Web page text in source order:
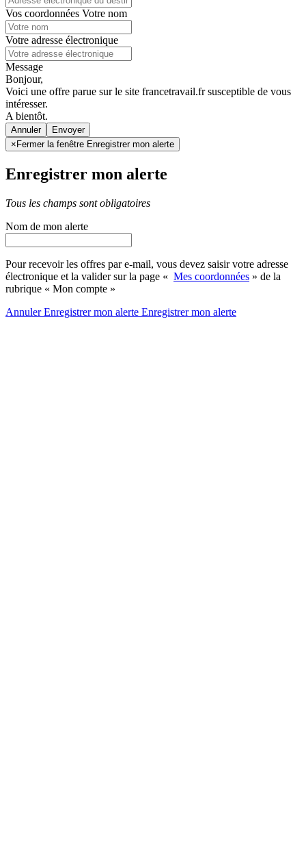
Vos coordonnées Votre nom
Votre adresse électronique
Message
Bonjour,
Voici une offre parue sur le site francetravail.fr susceptible de vous
intéresser.
A bientôt.
Annuler
× Fermer la fenêtre Enregistrer mon alerte
Enregistrer mon alerte
Tous les champs sont obligatoires
Nom de mon alerte
Pour recevoir les offres par e-mail, vous devez saisir votre adresse
électronique et la valider sur la page « Mes coordonnées » de la
rubrique « Mon compte »
AnnulerEnregistrer mon alerte Enregistrermon alerte